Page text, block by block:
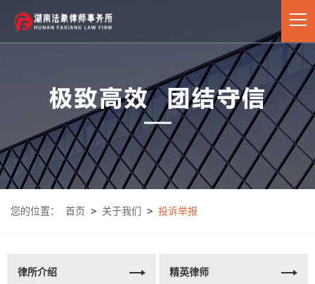
您的位置： 首页 > 关于我们 > 投诉举报
律所介绍 精英律师